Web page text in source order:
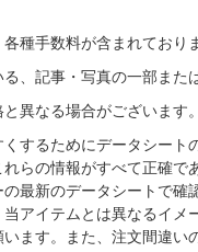
種手数料が含まれており
、記事・写真の一部また
異なる場合がございます。
するためにデータシート
らの情報がすべて正確で
最新のデータシートで確
アイテムとは異なるイメ
ます。また、注文間違い